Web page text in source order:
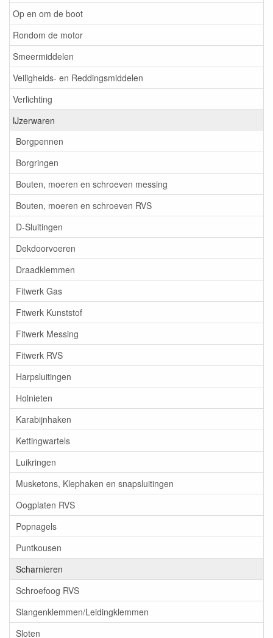
Op en om de boot
Rondom de motor
Smeermiddelen
Veiligheids- en Reddingsmiddelen
Verlichting
IJzerwaren
Borgpennen
Borgringen
Bouten, moeren en schroeven messing
Bouten, moeren en schroeven RVS
D-Sluitingen
Dekdoorvoeren
Draadklemmen
Fitwerk Gas
Fitwerk Kunststof
Fitwerk Messing
Fitwerk RVS
Harpsluitingen
Holnieten
Karabijnhaken
Kettingwartels
Luikringen
Musketons, Klephaken en snapsluitingen
Oogplaten RVS
Popnagels
Puntkousen
Scharnieren
Schroefoog RVS
Slangenklemmen/Leidingklemmen
Sloten